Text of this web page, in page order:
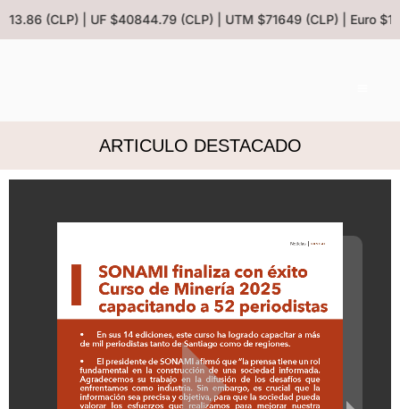
(CLP) | UF $40844.79 (CLP) | UTM $71649 (CLP) | Euro
ARTICULO DESTACADO